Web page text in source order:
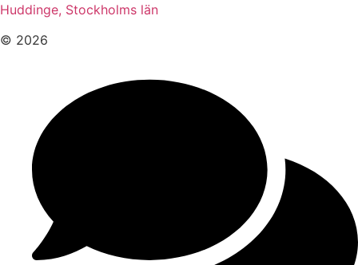
Huddinge, Stockholms län
© 2026